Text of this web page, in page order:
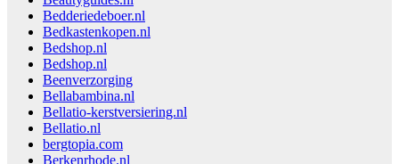
Bedderiedeboer.nl
Bedkastenkopen.nl
Bedshop.nl
Bedshop.nl
Beenverzorging
Bellabambina.nl
Bellatio-kerstversiering.nl
Bellatio.nl
bergtopia.com
Berkenrhode.nl